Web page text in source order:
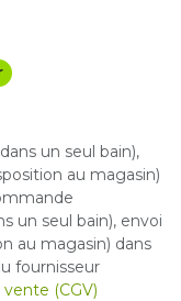
un seul bain),
au magasin)
un seul bain), envoi
au magasin) dans
fournisseur
(CGV)